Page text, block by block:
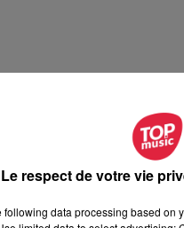
Le respect de votre vie
following data processing based on